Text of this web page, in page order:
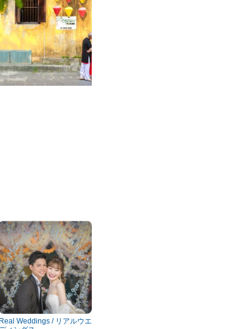
Real Weddings / リアルウエ